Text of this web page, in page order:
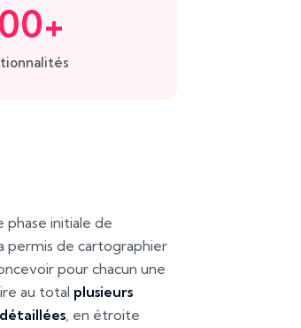
phase initiale de
permis de cartographier
pour chacun une
au total plusieurs
, en étroite